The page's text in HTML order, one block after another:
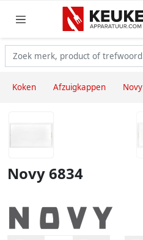
Koken Afzuigkappen Novy
Novy 6834